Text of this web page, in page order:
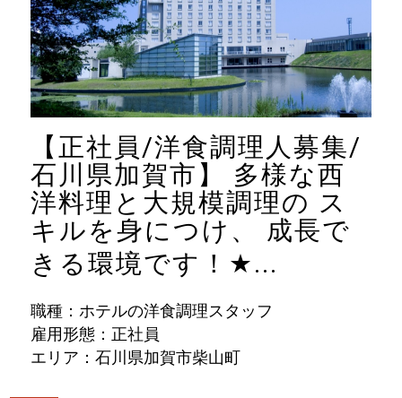
【正社員/洋食調理人募集/
石川県加賀市】 多様な西
洋料理と大規模調理の ス
キルを身につけ、 成長で
きる環境です！ ★...
職種：ホテルの洋食調理スタッフ
雇用形態：正社員
エリア：石川県加賀市柴山町